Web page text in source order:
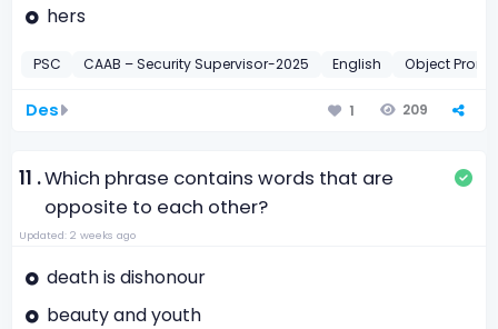
hers
PSC CAAB – Security Supervisor-2025 English Object
Des 1 209
11 .Which phrase contains words that are
opposite to each other?
Updated: 2 weeks ago
death is dishonour
beauty and youth